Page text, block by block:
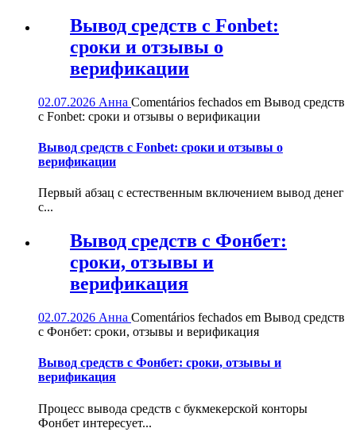
Вывод средств с Fonbet:
сроки и отзывы о
верификации
02.07.2026 Анна Comentários fechados em Вывод средств
с Fonbet: сроки и отзывы о верификации
Вывод средств с Fonbet: сроки и отзывы о
верификации
Первый абзац с естественным включением вывод денег
с...
Вывод средств с Фонбет:
сроки, отзывы и
верификация
02.07.2026 Анна Comentários fechados em Вывод средств
с Фонбет: сроки, отзывы и верификация
Вывод средств с Фонбет: сроки, отзывы и
верификация
Процесс вывода средств с букмекерской конторы
Фонбет интересует...